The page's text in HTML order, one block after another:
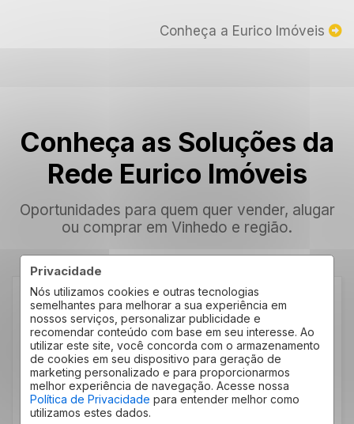
Privacidade
Nós utilizamos cookies e outras tecnologias
semelhantes para melhorar a sua experiência em
nossos serviços, personalizar publicidade e
recomendar conteúdo com base em seu interesse. Ao
utilizar este site, você concorda com o armazenamento
de cookies em seu dispositivo para geração de
marketing personalizado e para proporcionarmos
melhor experiência de navegação. Acesse nossa
Política de Privacidade para entender melhor como
utilizamos estes dados.
Conheça a Eurico Imóveis
Conheça as Soluções da
Rede Eurico Imóveis
Oportunidades para quem quer vender, alugar
ou comprar em Vinhedo e região.
Vamos Alugar ou Vender?
Anuncie seu
Imóvel!